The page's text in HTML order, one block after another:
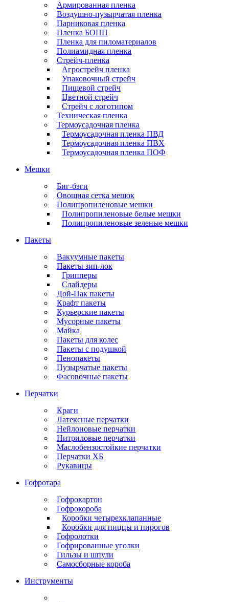
Армированная пленка
Воздушно-пузырчатая пленка
Парниковая пленка
Пленка БОПП
Пленка для пиломатериалов
Полиамидная пленка
Стрейч-пленка
Агрострейч пленка
Упаковочный стрейч
Пищевой стрейч
Цветной стрейч
Стрейч с логотипом
Техническая пленка
Термоусадочная пленка
Термоусадочная пленка ПВД
Термоусадочная пленка ПВХ
Термоусадочная пленка ПОФ
Мешки
Биг-бэги
Овощная сетка мешок
Полипропиленовые мешки
Полипропиленовые белые мешки
Полипропиленовые зеленые мешки
Пакеты
Вакуумные пакеты
Пакеты зип-лок
Грипперы
Слайдеры
Дой-Пак пакеты
Крафт пакеты
Курьерские пакеты
Мусорные пакеты
Майка
Пакеты для колес
Пакеты с подушкой
Пенопакеты
Пузырчатые пакеты
Фасовочные пакеты
Перчатки
Краги
Латексные перчатки
Нейлоновые перчатки
Нитриловые перчатки
Маслобензостойкие перчатки
Перчатки ХБ
Рукавицы
Гофротара
Гофрокартон
Гофрокороба
Коробки четырехклапанные
Коробки для пиццы и пирогов
Гофролотки
Гофрированные уголки
Гильзы и шпули
Самосборные короба
Инструменты